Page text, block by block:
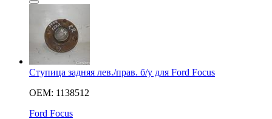
Ступица задняя лев./прав. б/у для Ford Focus
OEM: 1138512
Ford Focus